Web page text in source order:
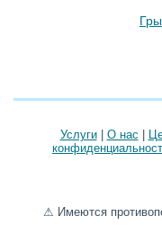
Услуги| О нас
⚠ Имеются